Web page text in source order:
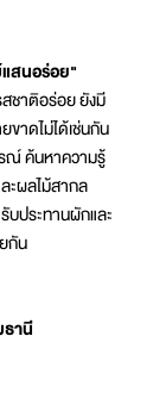
สนอร่อย"
ชาติอร่อย ยังมี
าดไม่ได้เช่นกัน
ณ์ ค้นหาความรู้
ะผลไม้สากล
บประทานผักและ
กัน
านี